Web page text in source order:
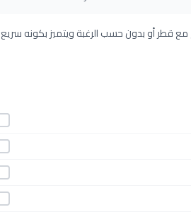
قطر أو بدون حسب الرغبة ويتميز بكونه سريع